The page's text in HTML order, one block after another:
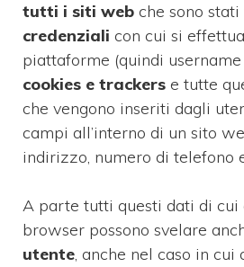
tutti i siti web che sono
credenziali con cui si
piattaforme (quindi
cookies e trackers e tutte
che vengono inseriti dagli
campi all’interno di un sito
indirizzo, numero di telefono
A parte tutti questi dati di cui
browser possono svelare
utente, anche nel caso in cui